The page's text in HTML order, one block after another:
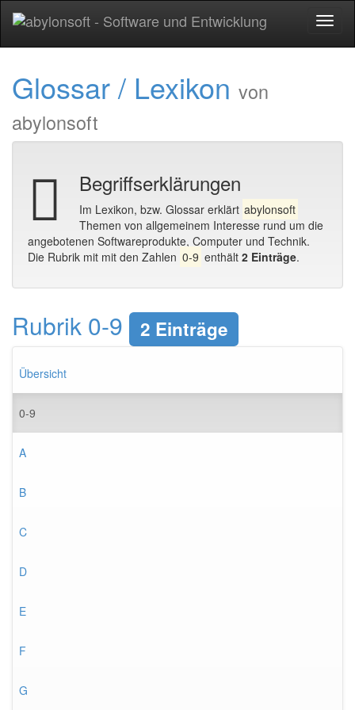
Glossar / Lexikon von
abylonsoft
Begriffserklärungen
Im Lexikon, bzw. Glossar erklärt abylonsoft
Themen von allgemeinem Interesse rund um die
angebotenen Softwareprodukte, Computer und Technik.
Die Rubrik mit mit den Zahlen 0-9 enthält 2 Einträge.
Rubrik 0-9 2 Einträge
Übersicht
0-9
A
B
C
D
E
F
G